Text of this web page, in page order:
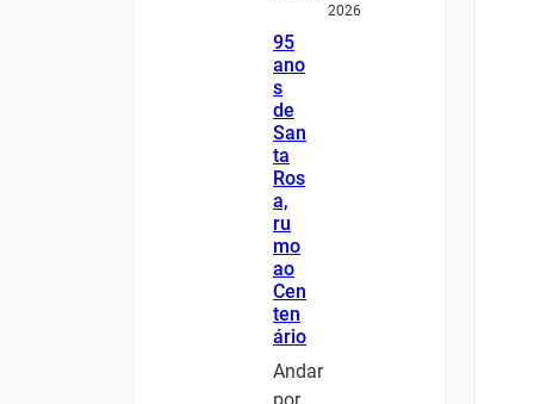
2026
95
ano
s
de
San
ta
Ros
a,
ru
mo
ao
Cen
ten
ário
Andar
por